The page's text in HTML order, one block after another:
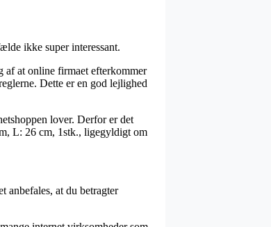
ikke super interessant.
af at online firmaet efterkommer
Dette er en god lejlighed
lover. Derfor er det
L: 26 cm, 1stk., ligegyldigt om
anbefales, at du betragter